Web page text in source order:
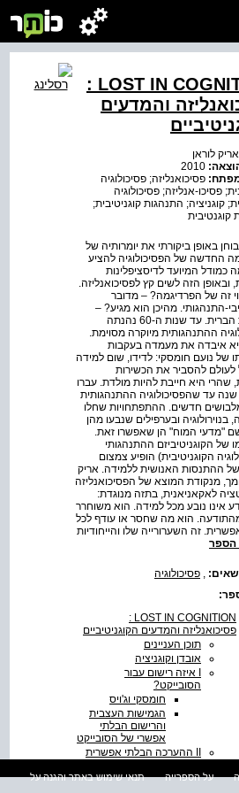
LOST IN COGNITION :
והמדעים
אריק לוראן
פסיכואנליזה; פסיכולוגיה
פסיכו-אנליזה; פסיכולוגיה
קוגניציה; התנהגות קוגניטיבית;
קוגנטיבית
באופן ביקורתי את יומרותיה של
החדשה של הפסיכולוגיה להציע
כמודל המיועד לדיסציפלינות
ובאופן הזה לשים קץ לפסיכואנליזה.
זה של הפרדיגמה? – מדובר
התנהגותי. מהיכן הוא מגיע? –
מארצות הברית. עד שנות ה-60 נהנתה
ההתנהגותית מיוקרה מסוימת.
איבדה את מעמדה בעקבות
של נועם חומסקי: לדידו, שום למידה
לעולם להסביר את הכשירות
שהרי היא חייבת להיות מולדת. עברו
עד שהפסיכולוגיה ההתנהגותית
חדשים. ההתפתחויות שחלו
בנוירולוגיה ובערפילים שנבעו מהן
"מדעי המוח" הן שאפשרו זאת.
של הקוגניטיביזם ההתנהגותי
הקוגניטיבית) הופיע צמצום
ההתנסות האנושית ללמידה. אריק
מנקודת המוצא של הפסיכואנליזה
לאקאניאנית, בתזה מנוגדת:
אינו נובע מכל למידה. הוא משוחרר
הוא מה שחסר או עודף לכל
זה השערורייה שלו והייחודיות
הספר
פסיכולוגיה
LOST IN COGNITION :
פסיכואנליזה והמדעים הקוגניטיביים
תוכן העניינים
אובדן וקוגניציה
I איזה רישום עבור
הסובייקט?
חומסקי וג'ויס
הגמישות העצבית
והרישום הבלתי
אפשרי של הסובייקט
II ההערכה הבלתי אפשרית
ומאמרים קלינייםעל הספרייה
תנאי שימוש באתר והגנה על